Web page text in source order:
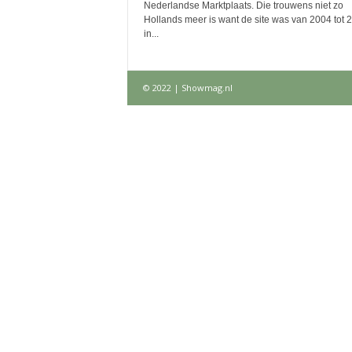
Nederlandse Marktplaats. Die trouwens niet zo
Hollands meer is want de site was van 2004 tot
in...
© 2022 | Showmag.nl